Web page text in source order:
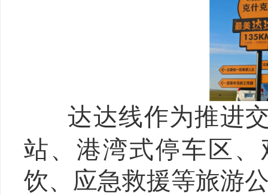
达达线作为推进
站、港湾式停车区
饮、应急救援等旅游